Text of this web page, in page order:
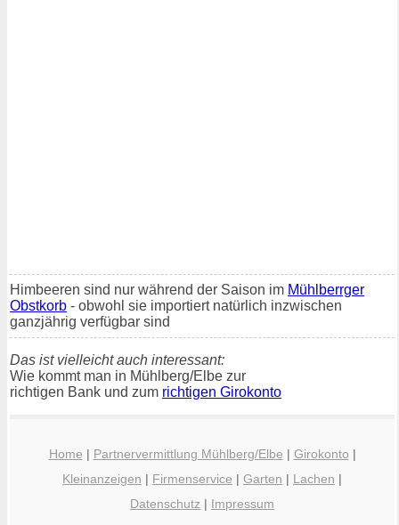
Himbeeren sind nur während der Saison im Mühlberrger
Obstkorb - obwohl sie importiert natürlich inzwischen
ganzjährig verfügbar sind
Das ist vielleicht auch interessant:
Wie kommt man in Mühlberg/Elbe zur
richtigen Bank und zum richtigen Girokonto
Home | Partnervermittlung Mühlberg/Elbe | Girokonto |
Kleinanzeigen | Firmenservice | Garten | Lachen |
Datenschutz | Impressum